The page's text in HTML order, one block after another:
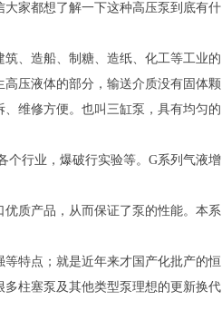
家都想了解一下这种高压泵到底有什
、造船、制糖、造纸、化工等工业的
压液体的部分，输送介质没有固体颗
维修方便。也叫三缸泵，具有均匀的
个行业，爆破行实验等。G系列气液增
质产品，从而保证了泵的性能。本系
特点；就是近年来才国产化批产的恒
柱塞泵及其他类型泵理想的更新换代